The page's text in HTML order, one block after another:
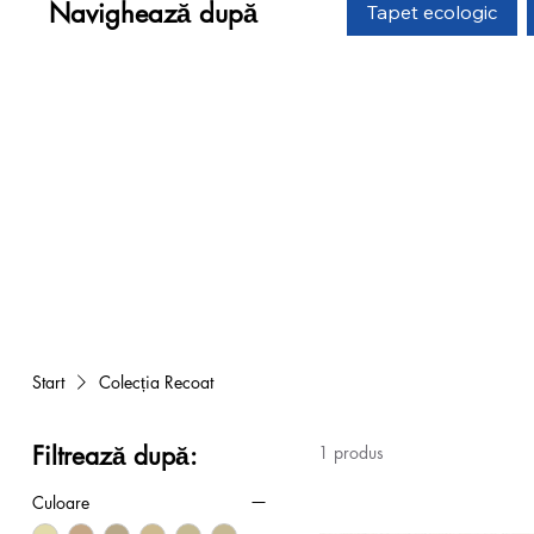
Navighează după Tapet ecologic
Start Colecția Recoat
Filtrează după:
Culoare
1 produs